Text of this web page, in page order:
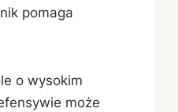
pomaga
o wysokim
może